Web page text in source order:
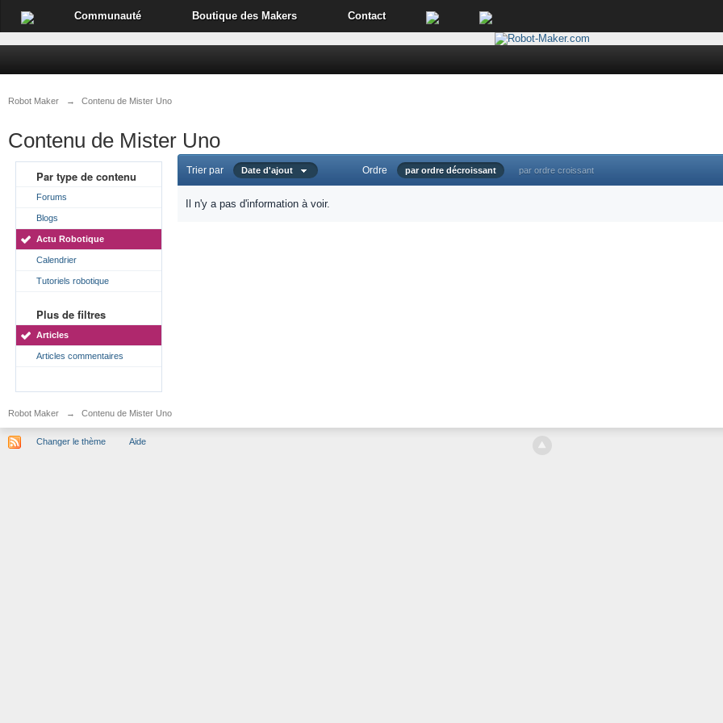
Communauté Boutique des Makers Contact
Robot Maker → Contenu de Mister Uno
Contenu de Mister Uno
Par type de contenu
Forums
Blogs
Actu Robotique
Calendrier
Tutoriels robotique
Plus de filtres
Articles
Articles commentaires
Trier par Date d'ajout Ordre par ordre décroissant par ordre croissant
Il n'y a pas d'information à voir.
Robot Maker → Contenu de Mister Uno
Changer le thème Aide